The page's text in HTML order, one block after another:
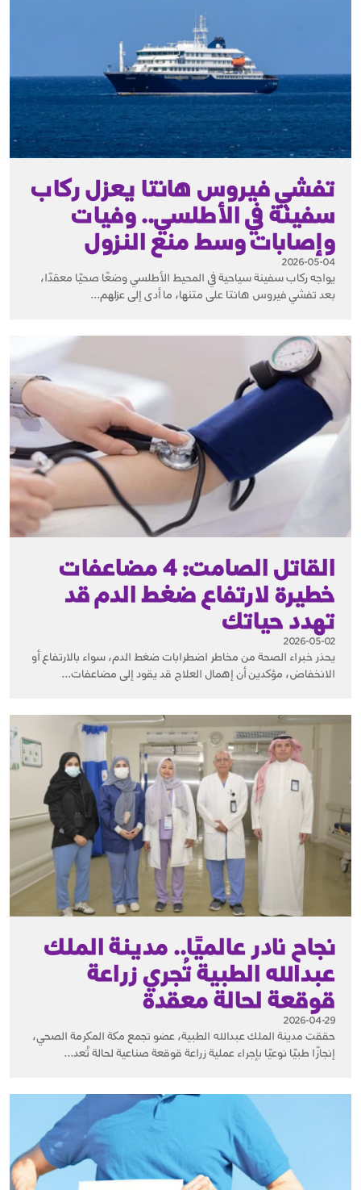
تفشي فيروس هانتا يعزل ركاب
سفينة في الأطلسي.. وفيات
وإصابات وسط منع النزول
2026-05-04
يواجه ركاب سفينة سياحية في المحيط الأطلسي وضعًا صحيًا معقدًا،
بعد تفشي فيروس هانتا على متنها، ما أدى إلى عزلهم...
القاتل الصامت: 4 مضاعفات
خطيرة لارتفاع ضغط الدم قد
تهدد حياتك
2026-05-02
يحذر خبراء الصحة من مخاطر اضطرابات ضغط الدم، سواء بالارتفاع أو
الانخفاض، مؤكدين أن إهمال العلاج قد يقود إلى مضاعفات...
نجاح نادر عالميًا.. مدينة الملك
عبدالله الطبية تُجري زراعة
قوقعة لحالة معقدة
2026-04-29
حققت مدينة الملك عبدالله الطبية، عضو تجمع مكة المكرمة الصحي،
إنجازًا طبيًا نوعيًا بإجراء عملية زراعة قوقعة صناعية لحالة تُعد...